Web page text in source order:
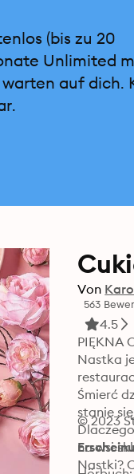
(bis zu 20
Unlimited
auf dich.
Von
563
4.5
PIĘKNA
Nastka
Śmierć
stanie
na wsi
Nastki?
© 2023